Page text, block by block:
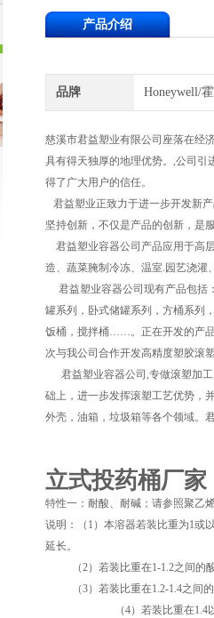
产品介绍
品牌 Honeywell/
慈溪市君益塑业有限公司座落在经
具有得天独厚的地理优势。,公司引
得了广大用户的信任。
君益塑业正致力于进一步开发新
坚持创新，不仅是产品的创新，是
君益塑业容器公司产品应用于高
造、蔬菜腌制冷冻、温室.园艺浇灌
君益塑业容器公司现有产品包括
罐系列，卧式储罐系列，方桶系列
饭桶，搅拌桶……。正在开发的产
次与我公司合作开发高精度塑胶滚
君益塑业容器公司,专做滚塑加工
础上，进一步发挥滚塑工艺优势，
外壳，油箱，垃圾箱等各个领域。
立式投药桶厂
特性一：耐酸、耐碱；请参照聚乙
说明：（1）本溶器若装比重为1或
延长。
（2）若装比重在1-1.2之间的
（3）若装比重在1.2-1.4之间的
（4）若装比重在1.4以上